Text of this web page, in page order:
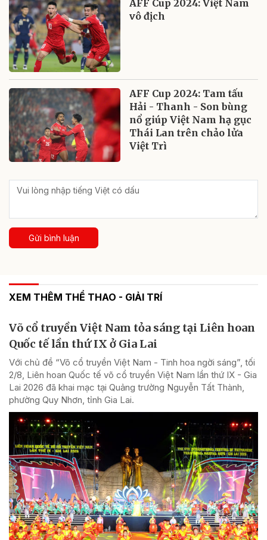
AFF Cup 2024: Việt Nam
vô địch
AFF Cup 2024: Tam tấu
Hải - Thanh - Son bùng
nổ giúp Việt Nam hạ gục
Thái Lan trên chảo lửa
Việt Trì
Gửi bình luận
XEM THÊM THỂ THAO - GIẢI TRÍ
Võ cổ truyền Việt Nam tỏa sáng tại Liên hoan
Quốc tế lần thứ IX ở Gia Lai
Với chủ đề “Võ cổ truyền Việt Nam - Tinh hoa ngời sáng”, tối
2/8, Liên hoan Quốc tế võ cổ truyền Việt Nam lần thứ IX - Gia
Lai 2026 đã khai mạc tại Quảng trường Nguyễn Tất Thành,
phường Quy Nhơn, tỉnh Gia Lai.